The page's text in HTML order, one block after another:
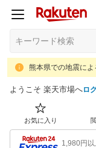
熊本県での地震に
ようこそ 楽天市場へロ
お気に入り
1,980円